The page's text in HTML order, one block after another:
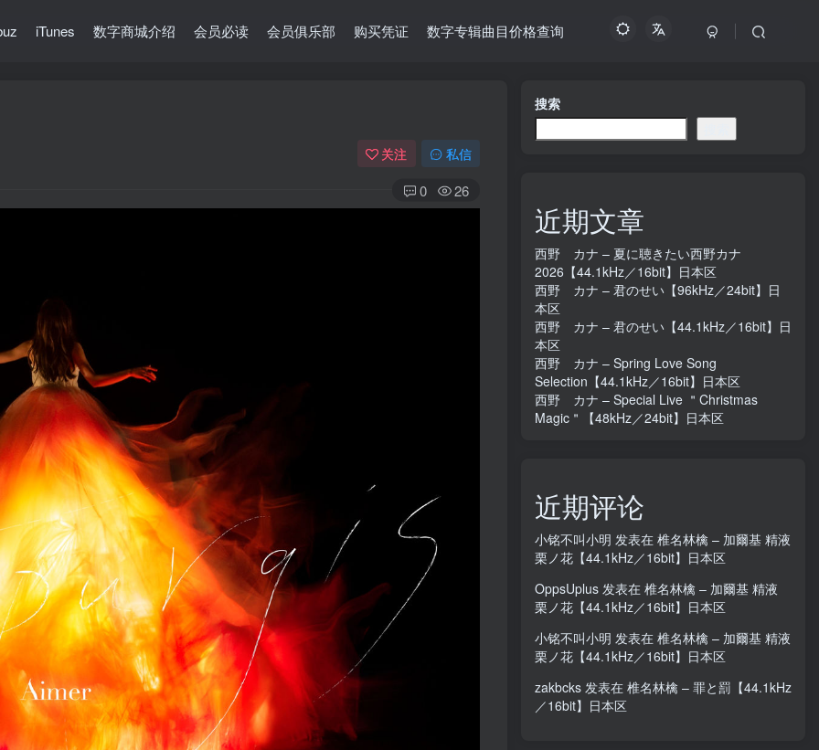
iTunes 数字商城介绍 会员必读 会员俱乐部 购买凭证 数字专辑曲目价格查询
关注 私信
0 26
搜索
近期文章
西野 カナ – 夏に聴きたい西野カナ
2026【44.1kHz／16bit】日本区
西野 カナ – 君のせい【96kHz／24bit】日
本区
西野 カナ – 君のせい【44.1kHz／16bit】日
本区
西野 カナ – Spring Love Song
Selection【44.1kHz／16bit】日本区
西野 カナ – Special Live ＂Christmas
Magic＂【48kHz／24bit】日本区
近期评论
小铭不叫小明 发表在 椎名林檎 – 加爾基 精液
栗ノ花【44.1kHz／16bit】日本区
OppsUplus 发表在 椎名林檎 – 加爾基 精液
栗ノ花【44.1kHz／16bit】日本区
小铭不叫小明 发表在 椎名林檎 – 加爾基 精液
栗ノ花【44.1kHz／16bit】日本区
zakbcks 发表在 椎名林檎 – 罪と罰【44.1kHz
／16bit】日本区